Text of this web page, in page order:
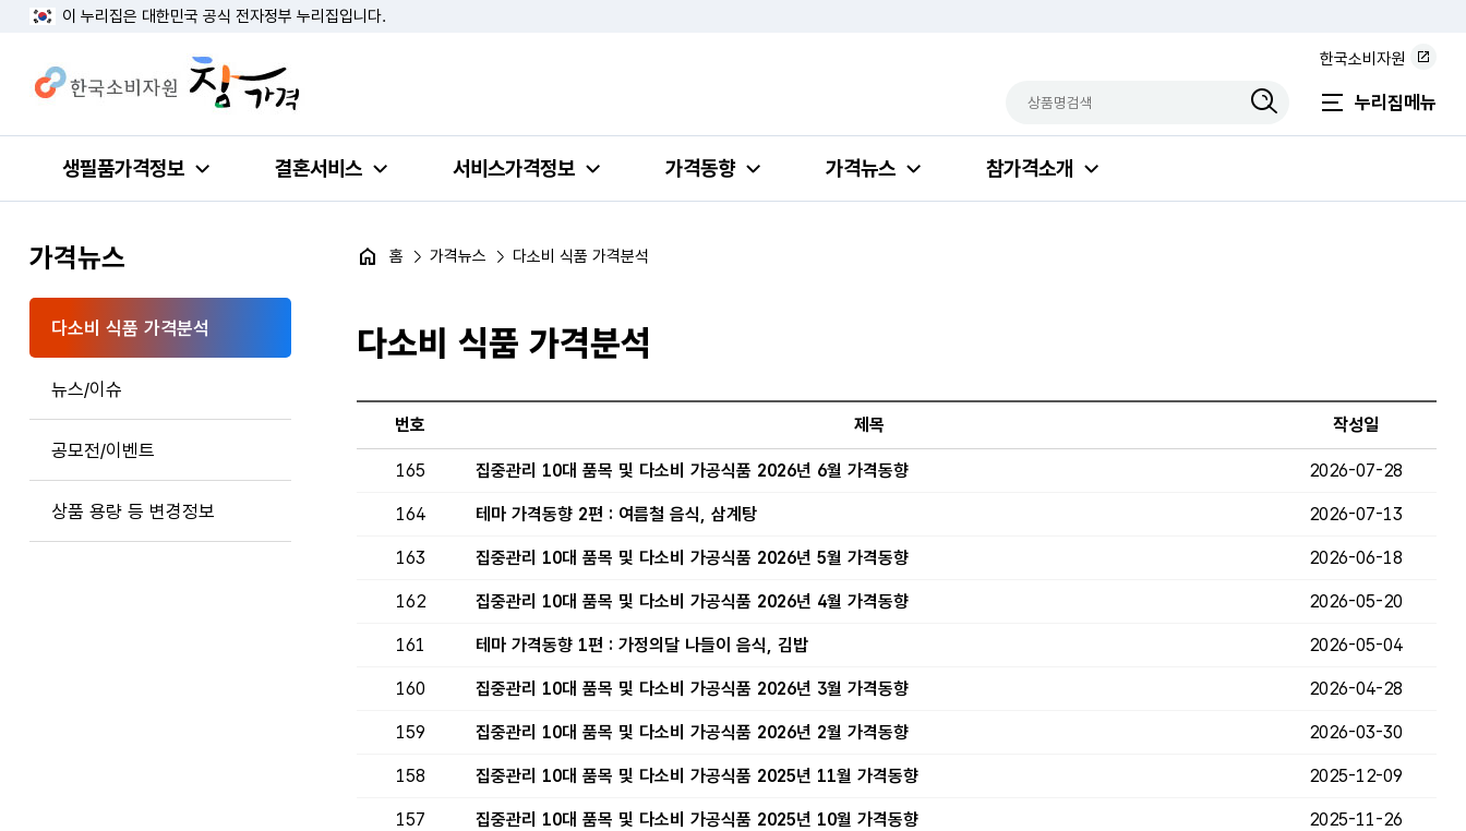
이 누리집은 대한민국 공식 전자정부 누리집입니다.
한국소비자원
누리집메뉴
생필품가격정보 결혼서비스 서비스가격정보 가격동향 가격뉴스 참가격소개
가격뉴스
다소비 식품 가격분석
뉴스/이슈
공모전/이벤트
상품 용량 등 변경정보
홈 가격뉴스 다소비 식품 가격분석
다소비 식품 가격분석
번호 제목 작성일
165 집중관리 10대 품목 및 다소비 가공식품 2026년 6월 가격동향 2026-07-28
164 테마 가격동향 2편 : 여름철 음식, 삼계탕 2026-07-13
163 집중관리 10대 품목 및 다소비 가공식품 2026년 5월 가격동향 2026-06-18
162 집중관리 10대 품목 및 다소비 가공식품 2026년 4월 가격동향 2026-05-20
161 테마 가격동향 1편 : 가정의달 나들이 음식, 김밥 2026-05-04
160 집중관리 10대 품목 및 다소비 가공식품 2026년 3월 가격동향 2026-04-28
159 집중관리 10대 품목 및 다소비 가공식품 2026년 2월 가격동향 2026-03-30
158 집중관리 10대 품목 및 다소비 가공식품 2025년 11월 가격동향 2025-12-09
157 집중관리 10대 품목 및 다소비 가공식품 2025년 10월 가격동향 2025-11-26